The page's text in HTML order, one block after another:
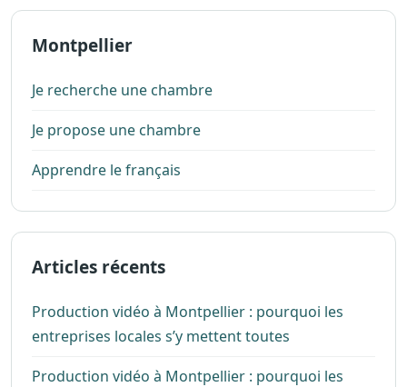
Montpellier
Je recherche une chambre
Je propose une chambre
Apprendre le français
Articles récents
Production vidéo à Montpellier : pourquoi les
entreprises locales s’y mettent toutes
Production vidéo à Montpellier : pourquoi les